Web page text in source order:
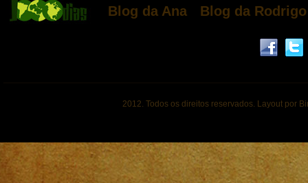
Blog da Ana Blog da Rodrigo
2012. Todos os direitos reservados. Layout por